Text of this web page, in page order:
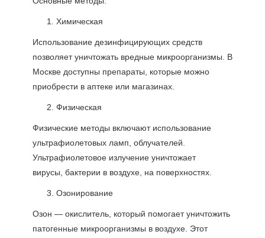
Химическая
Использование дезинфицирующих средств
позволяет уничтожать вредные микроорганизмы. В
Москве доступны препараты, которые можно
приобрести в аптеке или магазинах.
Физическая
Физические методы включают использование
ультрафиолетовых ламп, облучателей.
Ультрафиолетовое излучение уничтожает
вирусы, бактерии в воздухе, на поверхностях.
Озонирование
Озон — окислитель, который помогает уничтожить
патогенные микроорганизмы в воздухе. Этот